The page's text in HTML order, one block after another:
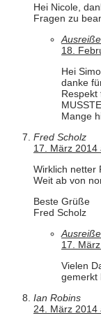
Hei Nicole,
Fragen zu
18.
Hei
danke
Respekt
Mange
Fred Scholz
17. März 2014
Wirklich netter
Weit ab von
Beste Grüße
Fred Scholz
17.
Vielen
gemerkt
Ian Robins
24. März 2014